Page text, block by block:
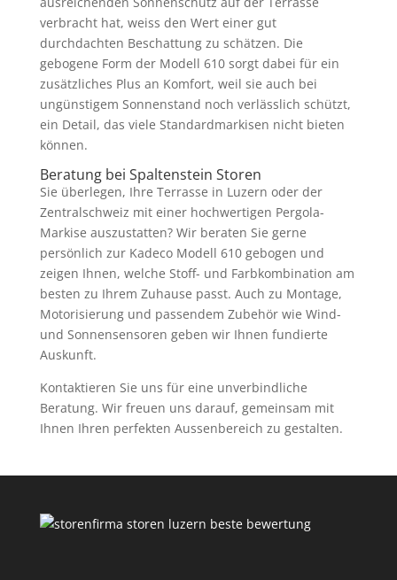
verbracht hat, weiss den Wert einer gut
durchdachten Beschattung zu schätzen. Die
gebogene Form der Modell 610 sorgt dabei für ein
zusätzliches Plus an Komfort, weil sie auch bei
ungünstigem Sonnenstand noch verlässlich schützt,
ein Detail, das viele Standardmarkisen nicht bieten
können.
Beratung bei Spaltenstein Storen
Sie überlegen, Ihre Terrasse in Luzern oder der
Zentralschweiz mit einer hochwertigen Pergola-
Markise auszustatten? Wir beraten Sie gerne
persönlich zur Kadeco Modell 610 gebogen und
zeigen Ihnen, welche Stoff- und Farbkombination am
besten zu Ihrem Zuhause passt. Auch zu Montage,
Motorisierung und passendem Zubehör wie Wind-
und Sonnensensoren geben wir Ihnen fundierte
Auskunft.
Kontaktieren Sie uns für eine unverbindliche
Beratung. Wir freuen uns darauf, gemeinsam mit
Ihnen Ihren perfekten Aussenbereich zu gestalten.